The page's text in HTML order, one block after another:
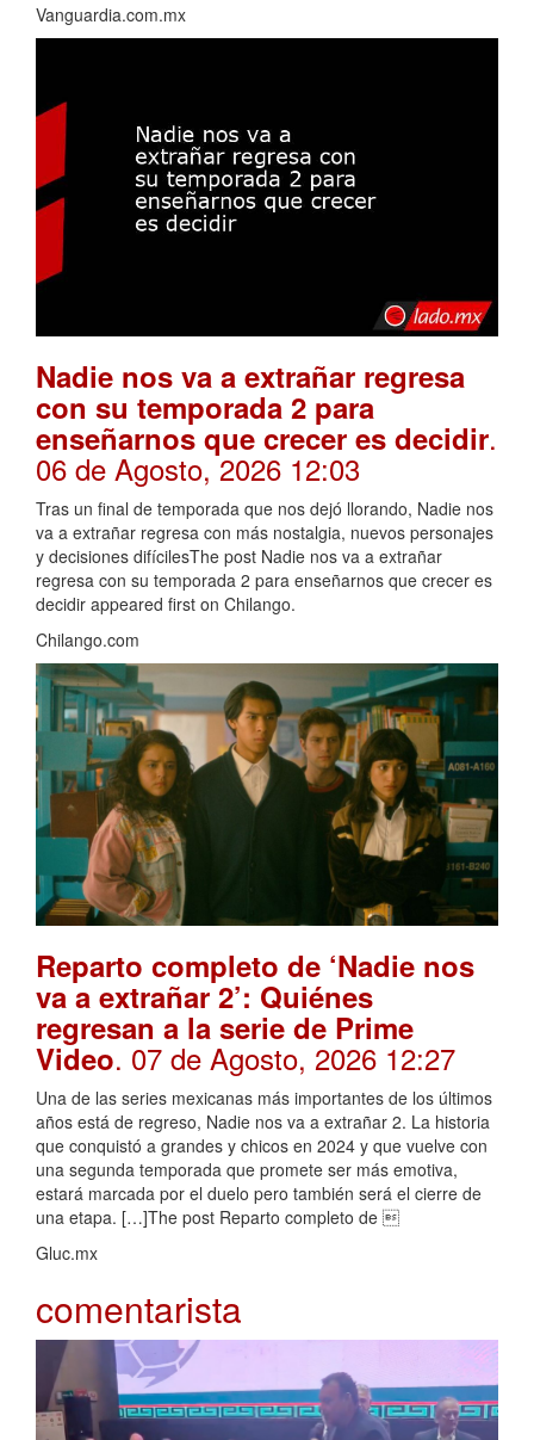
Vanguardia.com.mx
Nadie nos va a extrañar regresa
con su temporada 2 para
enseñarnos que crecer es decidir.
06 de Agosto, 2026 12:03
Tras un final de temporada que nos dejó llorando, Nadie nos
va a extrañar regresa con más nostalgia, nuevos personajes
y decisiones difícilesThe post Nadie nos va a extrañar
regresa con su temporada 2 para enseñarnos que crecer es
decidir appeared first on Chilango.
Chilango.com
Reparto completo de ‘Nadie nos
va a extrañar 2’: Quiénes
regresan a la serie de Prime
Video. 07 de Agosto, 2026 12:27
Una de las series mexicanas más importantes de los últimos
años está de regreso, Nadie nos va a extrañar 2. La historia
que conquistó a grandes y chicos en 2024 y que vuelve con
una segunda temporada que promete ser más emotiva,
estará marcada por el duelo pero también será el cierre de
una etapa. […]The post Reparto completo de 
Gluc.mx
comentarista